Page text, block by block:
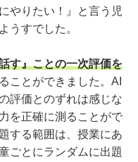
やりたい！』と言う児
うすでした。
す』ことの一次評価を
ことができました。AI
評価とのずれは感じな
を正確に測ることがで
する範囲は、授業にあ
ごとにランダムに出題